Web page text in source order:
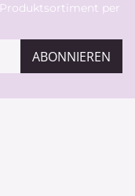
per
ABONNIEREN